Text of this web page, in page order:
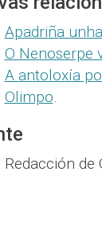
Apadriña
O Nenoserpe
A antoloxía
Olimpo.
Redacción de